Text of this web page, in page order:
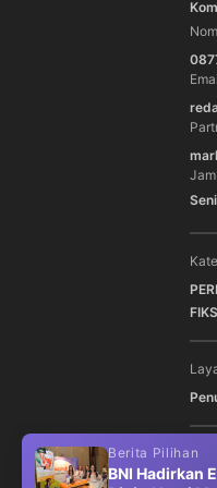
Ikuti
Berita Pilihan
BNI Hadirkan